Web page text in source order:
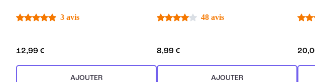
3 avis
12,99 €
AJOUTER
48 avis
8,99 €
AJOUTER